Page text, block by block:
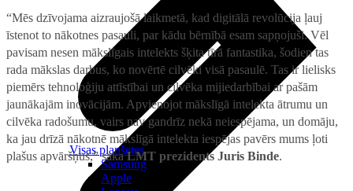
Visas planšetes
Samsung
Apple
“Mēs dzīvojama aizraujošā laikmetā, kad digitālā revolūcija ļauj
īstenot to nākotnes pasauli, par kādu bērnībā esam sapņojuši. Vēl
pavisam nesen mākslīgais intelekts šķita tīrā fantastika, šodien tas
rada mākslas darbus, ko novērtē cilvēki visā pasaulē. Tas ir lielisks
piemērs tehnoloģiju attīstībai un cilvēka mijiedarbībai ar pašām
jaunākajām inovācijām. Apvienojot mākslīgā intelekta ātrumu un
cilvēka radošumu, vairs nav gandrīz nekā neiespējama, un domāju,
ka jau drīzā nākotnē mākslīgā intelekta iespējas pavērs mums ļoti
plašus apvāršņus,” sakaLMT prezidents Juris Binde.